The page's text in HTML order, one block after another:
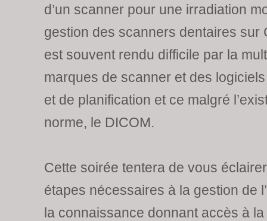
d’un scanner pour une irradiation
gestion des scanners dentaires sur
est souvent rendu difficile par la
marques de scanner et des
et de planification et ce malgré
norme, le DICOM.
Cette soirée tentera de vous
étapes nécessaires à la gestion de
la connaissance donnant accès à